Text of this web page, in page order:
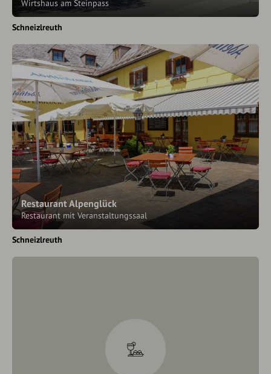
Wirtshaus am Steinpass
Schneizlreuth
Restaurant Alpenglück
Restaurant mit Veranstaltungssaal
Schneizlreuth